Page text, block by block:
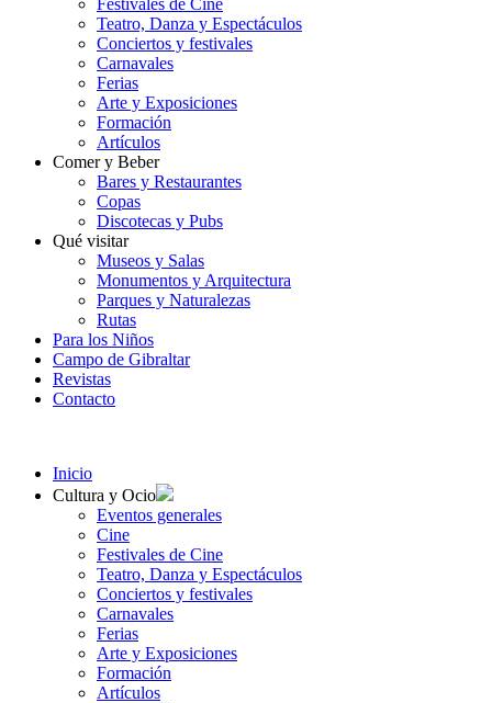
Festivales de Cine
Teatro, Danza y Espectáculos
Conciertos y festivales
Carnavales
Ferias
Arte y Exposiciones
Formación
Artículos
Comer y Beber
Bares y Restaurantes
Copas
Discotecas y Pubs
Qué visitar
Museos y Salas
Monumentos y Arquitectura
Parques y Naturalezas
Rutas
Para los Niños
Campo de Gibraltar
Revistas
Contacto
Inicio
Cultura y Ocio
Eventos generales
Cine
Festivales de Cine
Teatro, Danza y Espectáculos
Conciertos y festivales
Carnavales
Ferias
Arte y Exposiciones
Formación
Artículos